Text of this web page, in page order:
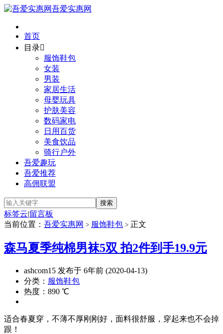
吾爱实惠网
首页
目录
服饰鞋包
女装
男装
家居生活
母婴玩具
护肤美容
数码家电
日用百货
美食饮品
骑行户外
吾爱趣玩
吾爱推荐
高佣联盟
标签云|留言板
当前位置： 吾爱实惠网 > 服饰鞋包 > 正文
森马夏季纯棉男袜5双 拍2件到手19.9元
ashcom15 发布于 6年前 (2020-04-13)
分类： 服饰鞋包
热度：890 ℃
适合春夏穿，不薄不厚刚刚好，面料很舒服，穿起来也不会掉
跟！